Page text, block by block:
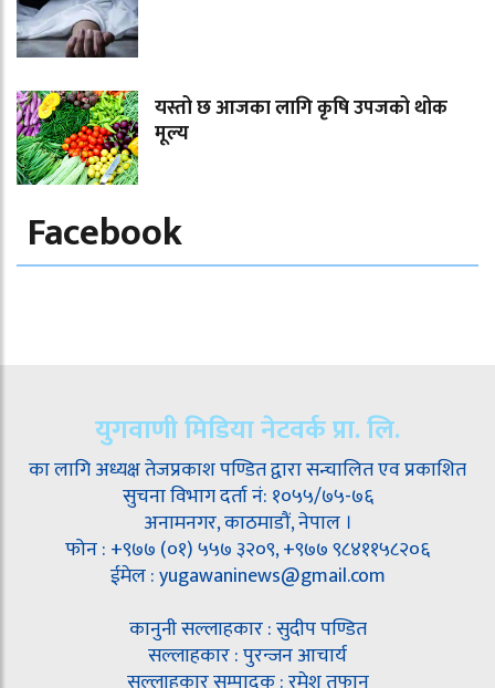
यस्तो छ आजका लागि कृषि उपजको थोक
मूल्य
Facebook
युगवाणी मिडिया नेटवर्क प्रा. लि.
का लागि अध्यक्ष तेजप्रकाश पण्डित द्वारा सन्चालित एव प्रकाशित
सुचना विभाग दर्ता नं: १०५५/७५-७६
अनामनगर, काठमाडौं, नेपाल ।
फोन : +९७७ (०१) ५५७ ३२०९, +९७७ ९८४११५८२०६
ईमेल : yugawaninews@gmail.com
कानुनी सल्लाहकार : सुदीप पण्डित
सल्लाहकार : पुरन्जन आचार्य